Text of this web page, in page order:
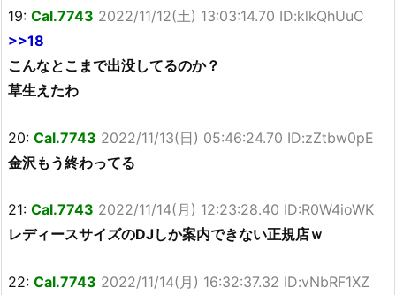
19: Cal.7743 2022/11/12(土) 13:03:14.70 ID:klkQhUuC
>>18
こんなとこまで出没してるのか？
草生えたわ
20: Cal.7743 2022/11/13(日) 05:46:24.70 ID:zZtbw0pE
金沢もう終わってる
21: Cal.7743 2022/11/14(月) 12:23:28.40 ID:R0W4ioWK
レディースサイズのDJしか案内できない正規店ｗ
22: Cal.7743 2022/11/14(月) 16:32:37.32 ID:vNbRF1XZ